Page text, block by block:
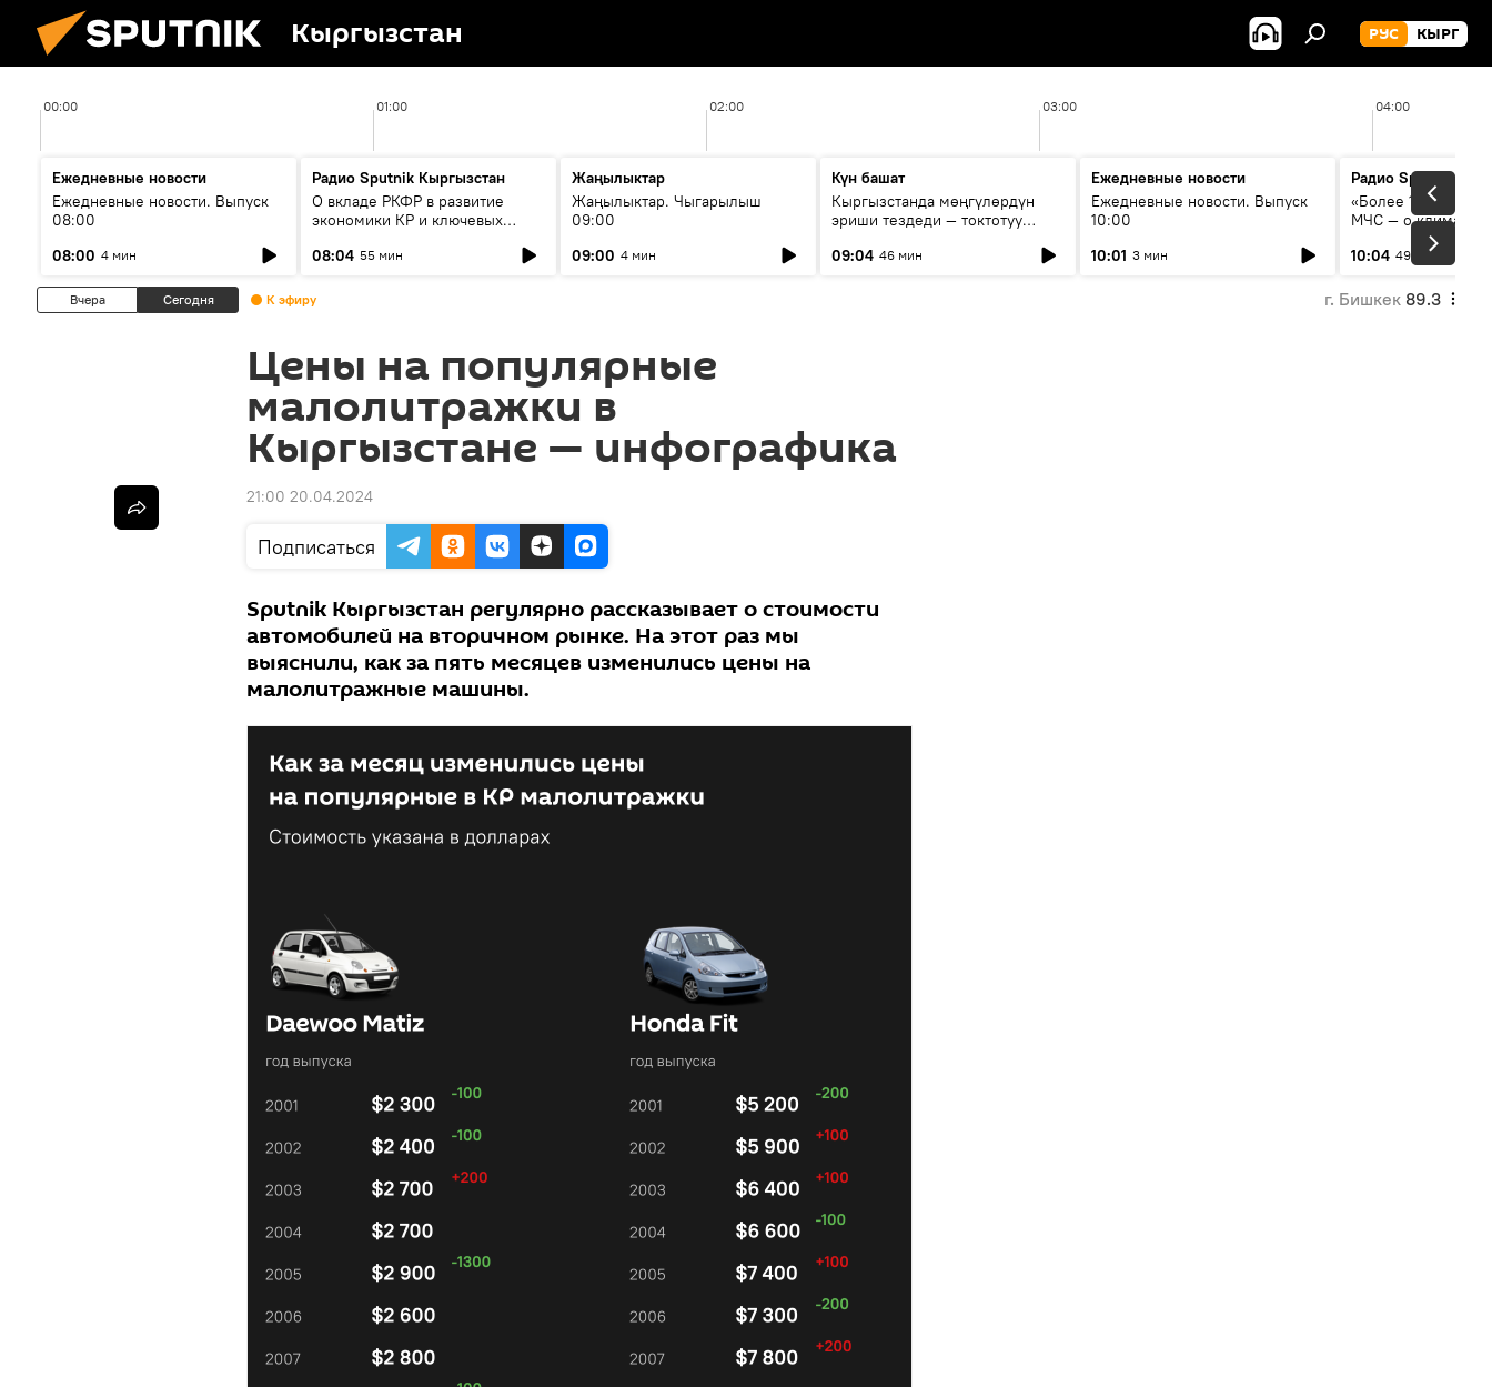
Кыргызстан РУС КЫРГ
00:00 01:00 02:00 03:00 04:00
Ежедневные новости
Ежедневные новости. Выпуск
08:00
08:00 4 мин
Радио Sputnik Кыргызстан
О вкладе РКФР в развитие
экономики КР и ключевых
08:04 55 мин
Жаңылыктар
Жаңылыктар. Чыгарылыш
09:00
09:00 4 мин
Күн башат
Кыргызстанда мөңгүлөрдүн
эриши тездеди — токтотуу
09:04 46 мин
Ежедневные новости
Ежедневные новости. Выпуск
10:00
10:01 3 мин
Радио Sputnik
«Более 1200 сёл в
МЧС — о климате,
системе
населения
10:04 49 мин
Вчера Сегодня К эфиру г. Бишкек 89.3
Цены на популярные
малолитражки в
Кыргызстане — инфографика
21:00 20.04.2024
Подписаться
Sputnik Кыргызстан регулярно рассказывает о стоимости
автомобилей на вторичном рынке. На этот раз мы
выяснили, как за пять месяцев изменились цены на
малолитражные машины.